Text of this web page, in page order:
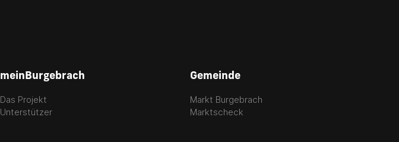
meinBurgebrach
Das Projekt
Unterstützer
Gemeinde
Markt Burgebrach
Marktscheck